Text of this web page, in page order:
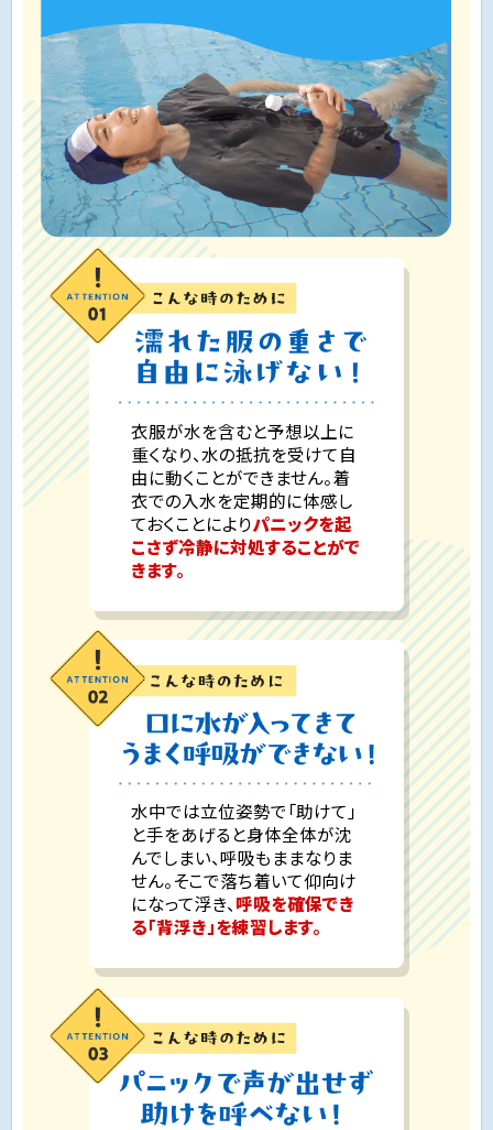
衣服が水を含むと予想以上に
重くなり、水の抵抗を受けて自
由に動くことができません。着
衣での入水を定期的に体感し
ておくことによりパニックを起
こさず冷静に対処することがで
きます。
水中では立位姿勢で「助けて」
と手をあげると身体全体が沈
んでしまい、呼吸もままなりま
せん。そこで落ち着いて仰向け
になって浮き、呼吸を確保でき
る「背浮き」を練習します。